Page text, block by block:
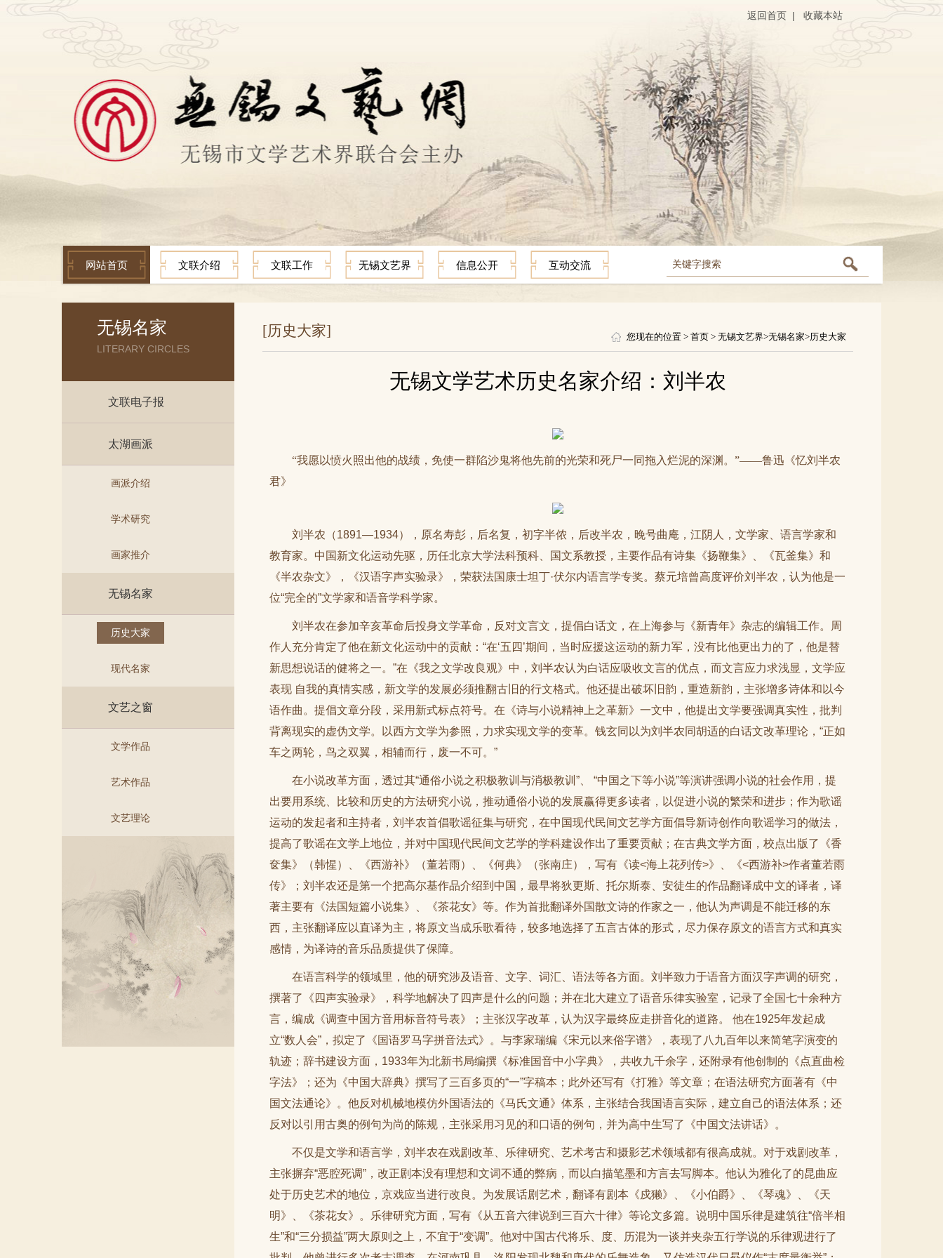
返回首页 | 收藏本站
网站首页 文联介绍 文联工作 无锡文艺界 信息公开 互动交流
无锡名家
LITERARY CIRCLES
文联电子报
太湖画派
画派介绍
学术研究
画家推介
无锡名家
历史大家
现代名家
文艺之窗
文学作品
艺术作品
文艺理论
[历史大家] 您现在的位置 > 首页 > 无锡文艺界>无锡名家>历史大家
无锡文学艺术历史名家介绍：刘半农
“我愿以愤火照出他的战绩，免使一群陷沙鬼将他先前的光荣和死尸一同拖入烂泥的深渊。”——鲁迅《忆刘半农
君》
刘半农（1891—1934），原名寿彭，后名复，初字半侬，后改半农，晚号曲庵，江阴人，文学家、语言学家和
教育家。中国新文化运动先驱，历任北京大学法科预科、国文系教授，主要作品有诗集《扬鞭集》、《瓦釜集》和
《半农杂文》，《汉语字声实验录》，荣获法国康士坦丁·伏尔内语言学专奖。蔡元培曾高度评价刘半农，认为他是一
位“完全的”文学家和语音学科学家。
刘半农在参加辛亥革命后投身文学革命，反对文言文，提倡白话文，在上海参与《新青年》杂志的编辑工作。周
作人充分肯定了他在新文化运动中的贡献：“在‘五四’期间，当时应援这运动的新力军，没有比他更出力的了，他是替
新思想说话的健将之一。”在《我之文学改良观》中，刘半农认为白话应吸收文言的优点，而文言应力求浅显，文学应
表现 自我的真情实感，新文学的发展必须推翻古旧的行文格式。他还提出破坏旧韵，重造新韵，主张增多诗体和以今
语作曲。提倡文章分段，采用新式标点符号。在《诗与小说精神上之革新》一文中，他提出文学要强调真实性，批判
背离现实的虚伪文学。以西方文学为参照，力求实现文学的变革。钱玄同以为刘半农同胡适的白话文改革理论，“正如
车之两轮，鸟之双翼，相辅而行，废一不可。”
在小说改革方面，透过其“通俗小说之积极教训与消极教训”、 “中国之下等小说”等演讲强调小说的社会作用，提
出要用系统、比较和历史的方法研究小说，推动通俗小说的发展赢得更多读者，以促进小说的繁荣和进步；作为歌谣
运动的发起者和主持者，刘半农首倡歌谣征集与研究，在中国现代民间文艺学方面倡导新诗创作向歌谣学习的做法，
提高了歌谣在文学上地位，并对中国现代民间文艺学的学科建设作出了重要贡献；在古典文学方面，校点出版了《香
奁集》（韩惺）、《西游补》（董若雨）、《何典》（张南庄），写有《读<海上花列传>》、《<西游补>作者董若雨
传》；刘半农还是第一个把高尔基作品介绍到中国，最早将狄更斯、托尔斯泰、安徒生的作品翻译成中文的译者，译
著主要有《法国短篇小说集》、《茶花女》等。作为首批翻译外国散文诗的作家之一，他认为声调是不能迁移的东
西，主张翻译应以直译为主，将原文当成乐歌看待，较多地选择了五言古体的形式，尽力保存原文的语言方式和真实
感情，为译诗的音乐品质提供了保障。
在语言科学的领域里，他的研究涉及语音、文字、词汇、语法等各方面。刘半致力于语音方面汉字声调的研究，
撰著了《四声实验录》，科学地解决了四声是什么的问题；并在北大建立了语音乐律实验室，记录了全国七十余种方
言，编成《调查中国方音用标音符号表》；主张汉字改革，认为汉字最终应走拼音化的道路。 他在1925年发起成
立“数人会”，拟定了《国语罗马字拼音法式》。与李家瑞编《宋元以来俗字谱》，表现了八九百年以来简笔字演变的
轨迹；辞书建设方面，1933年为北新书局编撰《标准国音中小字典》，共收九千余字，还附录有他创制的《点直曲检
字法》；还为《中国大辞典》撰写了三百多页的“一”字稿本；此外还写有《打雅》等文章；在语法研究方面著有《中
国文法通论》。他反对机械地模仿外国语法的《马氏文通》体系，主张结合我国语言实际，建立自己的语法体系；还
反对以引用古奥的例句为尚的陈规，主张采用习见的和口语的例句，并为高中生写了《中国文法讲话》。
不仅是文学和语言学，刘半农在戏剧改革、乐律研究、艺术考古和摄影艺术领域都有很高成就。对于戏剧改革，
主张摒弃“恶腔死调”，改正剧本没有理想和文词不通的弊病，而以白描笔墨和方言去写脚本。他认为雅化了的昆曲应
处于历史艺术的地位，京戏应当进行改良。为发展话剧艺术，翻译有剧本《戍獭》、《小伯爵》、《琴魂》、《天
明》、《茶花女》。乐律研究方面，写有《从五音六律说到三百六十律》等论文多篇。说明中国乐律是建筑往“倍半相
生”和“三分损益”两大原则之上，不宜于“变调”。他对中国古代将乐、度、历混为一谈并夹杂五行学说的乐律观进行了